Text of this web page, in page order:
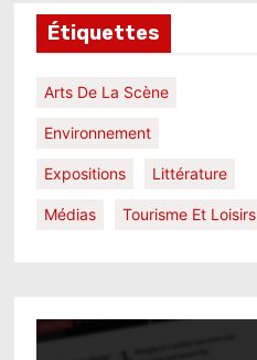
Étiquettes
Arts De La Scène
Environnement
Expositions Littérature
Médias Tourisme Et Loisirs